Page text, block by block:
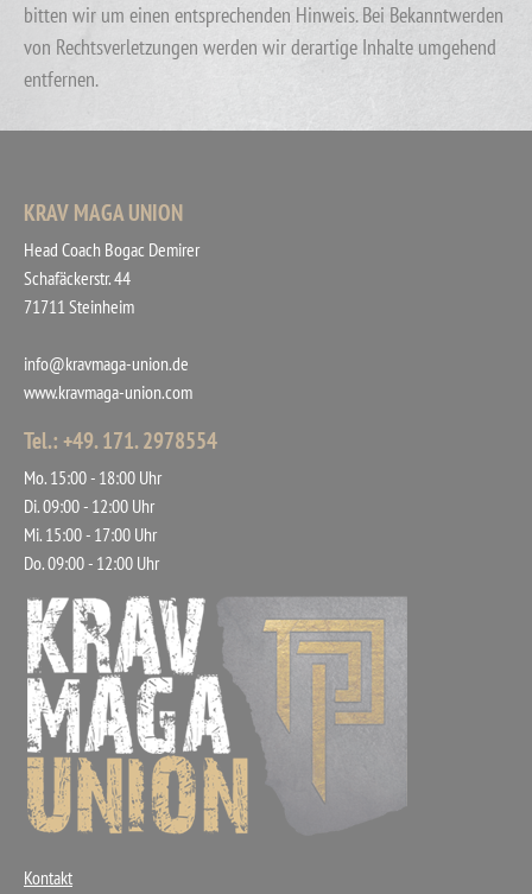
bitten wir um einen entsprechenden Hinweis. Bei Bekanntwerden
von Rechtsverletzungen werden wir derartige Inhalte umgehend
entfernen.
KRAV MAGA UNION
Head Coach Bogac Demirer
Schafäckerstr. 44
71711 Steinheim
info@kravmaga-union.de
www.kravmaga-union.com
Tel.: +49. 171. 2978554
Mo. 15:00 - 18:00 Uhr
Di. 09:00 - 12:00 Uhr
Mi. 15:00 - 17:00 Uhr
Do. 09:00 - 12:00 Uhr
Navigation
Kontakt